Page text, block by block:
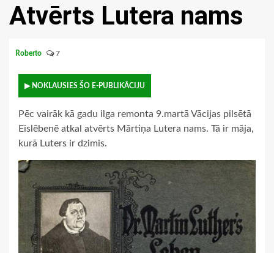
Atvērts Lutera nams
Roberto 7
▶ NOKLAUSIES ŠO E-PUBLIKĀCIJU
Pēc vairāk kā gadu ilga remonta 9.martā Vācijas pilsētā
Eislēbenē atkal atvērts Mārtiņa Lutera nams. Tā ir māja,
kurā Luters ir dzimis.